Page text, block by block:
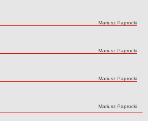
wolne stanowiska urzędnicze
na wolne stanowiska urzędnicze
stanowiska urzędnicze
Autor:
Mariusz Paprocki
Autor:
Mariusz Paprocki
Autor:
Mariusz Paprocki
Autor:
Mariusz Paprocki